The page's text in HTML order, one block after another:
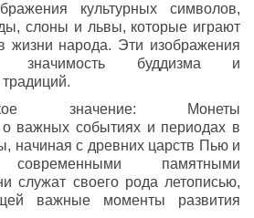
культурных символов,
слоны и львы, которые играют
жизни народа. Эти изображения
значимость буддизма и
значение: Монеты
о важных событиях и периодах в
начиная с древних царств Пью и
современными памятными
служат своего рода летописью,
важные моменты развития